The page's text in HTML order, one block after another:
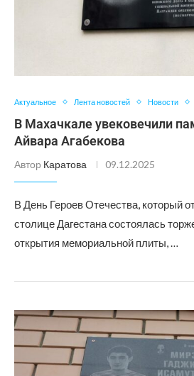
Актуальное Лента новостей Новости
В Махачкале увековечили
Айвара Агабекова
Автор Каратова 09.12.2025
В День Героев Отечества, который
столице Дагестана состоялась
открытия мемориальной плиты, …